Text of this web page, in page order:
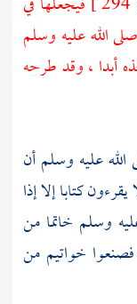
الله عليه وسلم
أبدا ، وقد طرحه
الله عليه وسلم أن
كتابا إلا إذا
وسلم خاتما من
خواتيم من